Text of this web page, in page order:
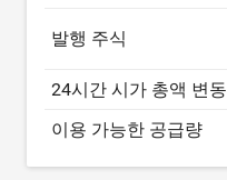
발행 주식
24시간 시가 총액 변동
이용 가능한 공급량